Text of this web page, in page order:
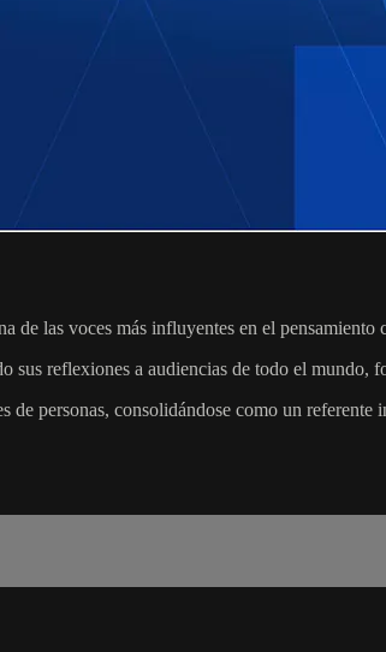
las voces más influyentes en el
reflexiones a audiencias de todo el mundo,
personas, consolidándose como un